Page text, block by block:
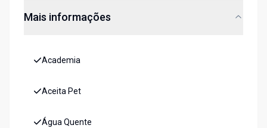
Mais informações
Academia
Aceita Pet
Água Quente